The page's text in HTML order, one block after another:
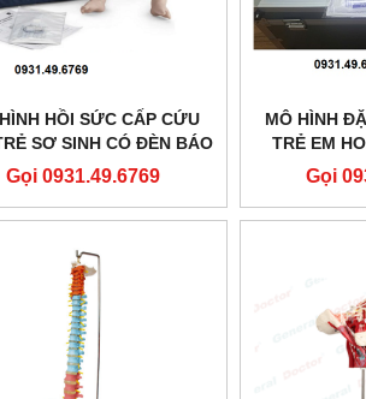
HỒI SỨC CẤP CỨU
SƠ SINH CÓ ĐÈN BÁO
PP-IM-100M-MS
Gọi 0931.49.6769
MÔ HÌNH
TRẺ EM
Gọi